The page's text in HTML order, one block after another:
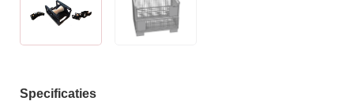
Specificaties